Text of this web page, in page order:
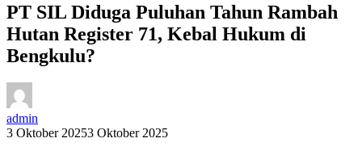
PT SIL Diduga Puluhan Tahun Rambah
Hutan Register 71, Kebal Hukum di
Bengkulu?
admin
3 Oktober 20253 Oktober 2025